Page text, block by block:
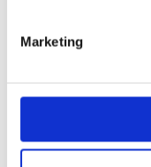
Marketingy naturales